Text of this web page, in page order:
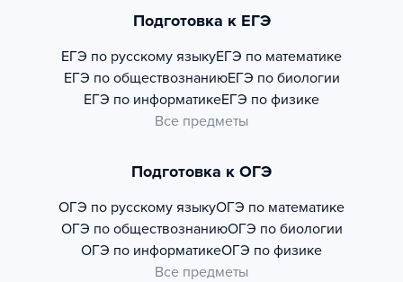
Подготовка к ЕГЭ
ЕГЭ по русскому языкуЕГЭ по математике
ЕГЭ по обществознаниюЕГЭ по биологии
ЕГЭ по информатикеЕГЭ по физике
Все предметы
Подготовка к ОГЭ
ОГЭ по русскому языкуОГЭ по математике
ОГЭ по обществознаниюОГЭ по биологии
ОГЭ по информатикеОГЭ по физике
Все предметы